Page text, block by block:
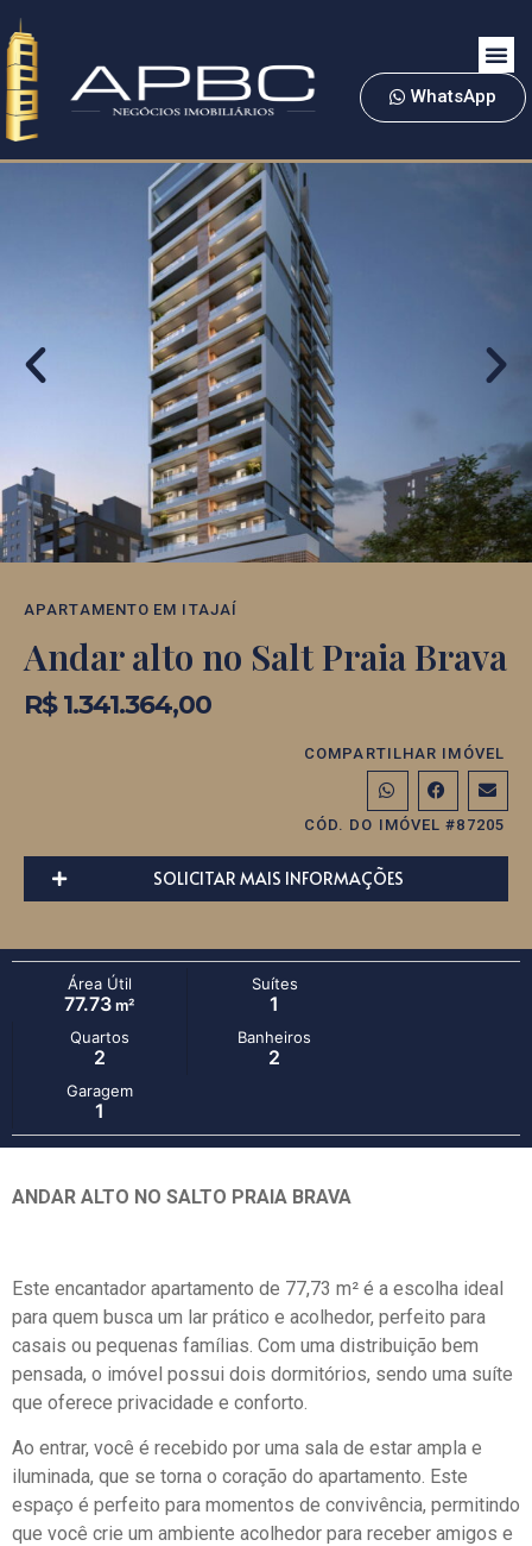
WhatsApp
APARTAMENTO EM ITAJAÍ
Andar alto no Salt Praia Brava
R$ 1.341.364,00
COMPARTILHAR IMÓVEL
CÓD. DO IMÓVEL #87205
SOLICITAR MAIS INFORMAÇÕES
Área Útil
77.73 m²
Suítes
1
Quartos
2
Banheiros
2
Garagem
1
ANDAR ALTO NO SALTO PRAIA BRAVA
Este encantador apartamento de 77,73 m² é a escolha ideal
para quem busca um lar prático e acolhedor, perfeito para
casais ou pequenas famílias. Com uma distribuição bem
pensada, o imóvel possui dois dormitórios, sendo uma suíte
que oferece privacidade e conforto.
Ao entrar, você é recebido por uma sala de estar ampla e
iluminada, que se torna o coração do apartamento. Este
espaço é perfeito para momentos de convivência, permitindo
que você crie um ambiente acolhedor para receber amigos e